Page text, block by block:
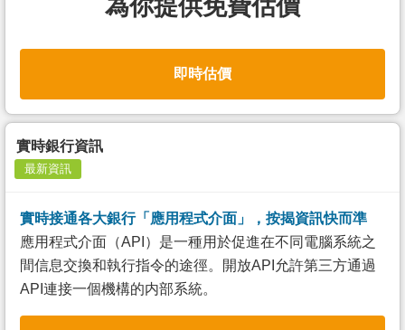
為你提供免費估價
即時估價
實時銀行資訊
最新資訊
實時接通各大銀行「應用程式介面」，按揭資訊快而準
應用程式介面（API）是一種用於促進在不同電腦系統之
間信息交換和執行指令的途徑。開放API允許第三方通過
API連接一個機構的内部系統。